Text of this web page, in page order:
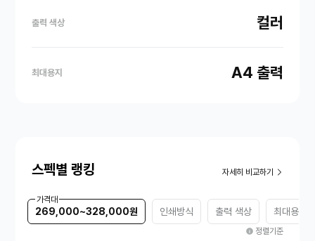
출력 색상 컬러
최대용지 A4 출력
스펙별 랭킹 자세히 비교하기
가격대
269,000~328,000원 인쇄방식 출력 색상 최대용지
정렬기준